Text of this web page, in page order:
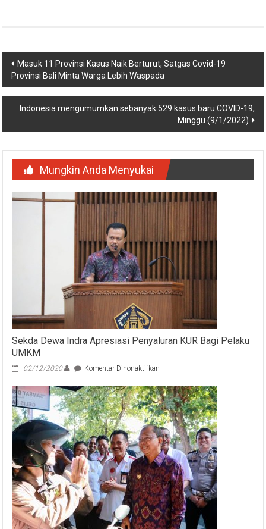
Navigasi
pos
Masuk 11 Provinsi Kasus Naik Berturut, Satgas Covid-19
Provinsi Bali Minta Warga Lebih Waspada
Indonesia mengumumkan sebanyak 529 kasus baru COVID-19,
Minggu (9/1/2022)
Mungkin Anda Menyukai
Sekda Dewa Indra Apresiasi Penyaluran KUR Bagi Pelaku
UMKM
02/12/2020 Komentar Dinonaktifkan
Dewa
Indra
Apresiasi
Penyaluran
KUR
Bagi
Pelaku
UMKM